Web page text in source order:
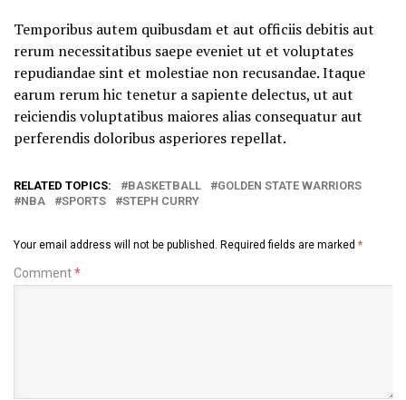
Temporibus autem quibusdam et aut officiis debitis aut
rerum necessitatibus saepe eveniet ut et voluptates
repudiandae sint et molestiae non recusandae. Itaque
earum rerum hic tenetur a sapiente delectus, ut aut
reiciendis voluptatibus maiores alias consequatur aut
perferendis doloribus asperiores repellat.
RELATED TOPICS: BASKETBALL
GOLDEN STATE WARRIORS
NBA
SPORTS STEPH CURRY
Your email address will not be published. Required fields are marked *
Comment*